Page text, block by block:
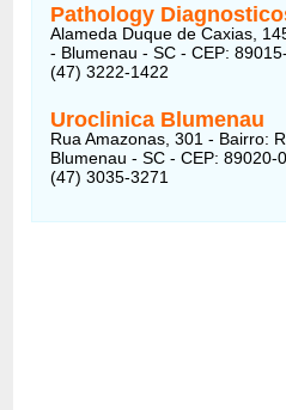
Pathology
Alameda Duque de Caxias,
- Blumenau - SC - CEP:
(47) 3222-1422
Uroclinica Blumenau
Rua Amazonas, 301 - Bairro:
Blumenau - SC - CEP: 89020-
(47) 3035-3271